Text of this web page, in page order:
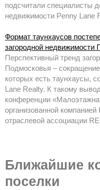
подсчитали специалисты
недвижимости Penny Lane
Формат таунхаусов
загородной недвижимости
Перспективный тренд
Подмосковья –
которых есть таунхаусы,
Lane Realty. К такому
конференции
организованной
отраслевой ассоциации
Ближайшие
поселки